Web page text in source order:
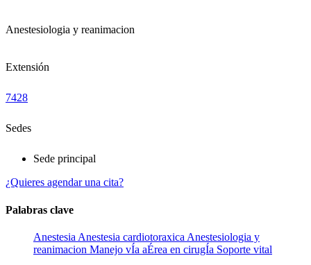
Anestesiologia y reanimacion
Extensión
7428
Sedes
Sede principal
¿Quieres agendar una cita?
Palabras clave
Anestesia Anestesia cardiotoraxica Anestesiologia y
reanimacion Manejo vÍa aÉrea en cirugÍa Soporte vital